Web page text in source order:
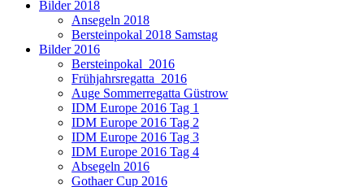
Bilder 2018
Ansegeln 2018
Bersteinpokal 2018 Samstag
Bilder 2016
Bersteinpokal_2016
Frühjahrsregatta_2016
Auge Sommerregatta Güstrow
IDM Europe 2016 Tag 1
IDM Europe 2016 Tag 2
IDM Europe 2016 Tag 3
IDM Europe 2016 Tag 4
Absegeln 2016
Gothaer Cup 2016